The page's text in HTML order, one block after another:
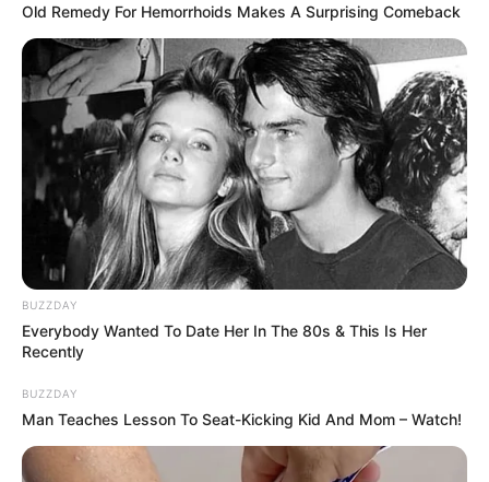
Old Remedy For Hemorrhoids Makes A Surprising Comeback
BUZZDAY
Everybody Wanted To Date Her In The 80s & This Is Her
Recently
BUZZDAY
Man Teaches Lesson To Seat-Kicking Kid And Mom – Watch!